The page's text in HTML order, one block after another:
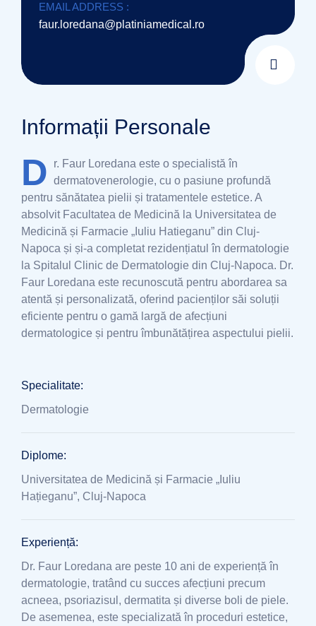
EMAIL ADDRESS :
faur.loredana@platiniamedical.ro
Informații Personale
D
r. Faur Loredana este o specialistă în
dermatovenerologie, cu o pasiune profundă
pentru sănătatea pielii și tratamentele estetice. A
absolvit Facultatea de Medicină la Universitatea de
Medicină și Farmacie „Iuliu Hatieganu” din Cluj-
Napoca și și-a completat rezidențiatul în dermatologie
la Spitalul Clinic de Dermatologie din Cluj-Napoca. Dr.
Faur Loredana este recunoscută pentru abordarea sa
atentă și personalizată, oferind pacienților săi soluții
eficiente pentru o gamă largă de afecțiuni
dermatologice și pentru îmbunătățirea aspectului pielii.
Specialitate:
Dermatologie
Diplome:
Universitatea de Medicină și Farmacie „Iuliu
Hațieganu”, Cluj-Napoca
Experiență:
Dr. Faur Loredana are peste 10 ani de experiență în
dermatologie, tratând cu succes afecțiuni precum
acneea, psoriazisul, dermatita și diverse boli de piele.
De asemenea, este specializată în proceduri estetice,